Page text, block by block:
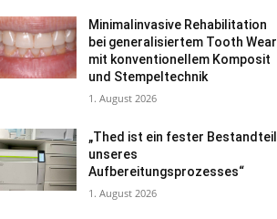
Minimalinvasive Rehabilitation
bei generalisiertem Tooth Wear
mit konventionellem Komposit
und Stempeltechnik
1. August 2026
„Thed ist ein fester Bestandteil
unseres
Aufbereitungsprozesses“
1. August 2026